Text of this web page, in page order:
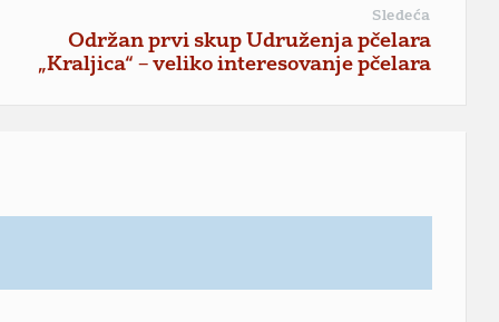
Sledeća
Održan prvi skup Udruženja pčelara
„Kraljica“ – veliko interesovanje pčelara